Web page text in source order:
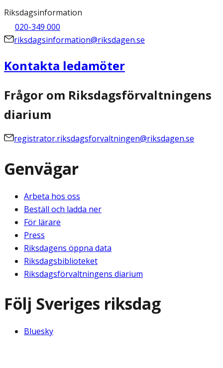
Riksdagsinformation
020-349 000
riksdagsinformation@riksdagen.se
Kontakta ledamöter
Frågor om Riksdagsförvaltningens
diarium
registrator.riksdagsforvaltningen@riksdagen.se
Genvägar
Arbeta hos oss
Beställ och ladda ner
För lärare
Press
Riksdagens öppna data
Riksdagsbiblioteket
Riksdagsförvaltningens diarium
Följ Sveriges riksdag
Bluesky